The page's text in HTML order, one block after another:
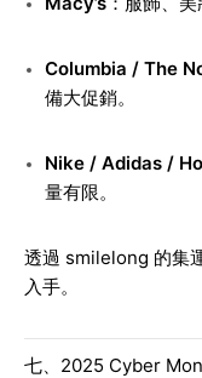
Columbia / The
備大促銷。
Nike / Adidas /
量有限。
透過 smilelong 的集
入手。
七、2025 Cyber